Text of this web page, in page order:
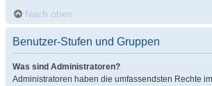
Nach oben
Benutzer-Stufen und Gruppen
Was sind Administratoren?
Administratoren haben die umfassendsten Rechte